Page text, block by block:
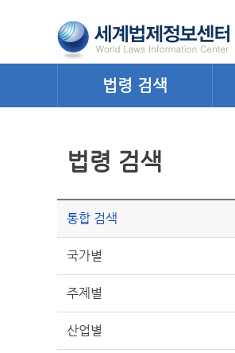
법령 검색
법령 검색
통합 검색
국가별
주제별
산업별